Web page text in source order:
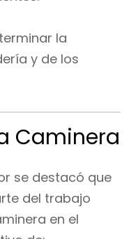
la
y de los
Caminera
se destacó que
del trabajo
en el